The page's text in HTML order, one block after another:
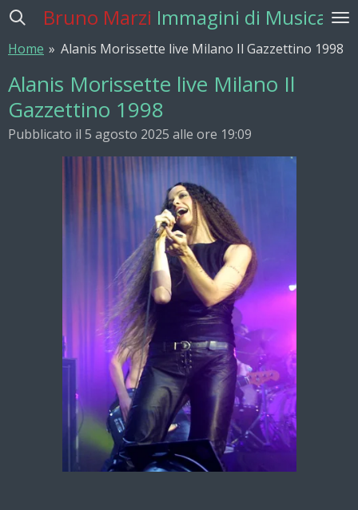
Vai
contenuto
principale
Bruno Marzi Immagini di Musica
Home » Alanis Morissette live Milano Il Gazzettino 1998
Alanis Morissette live Milano Il
Gazzettino 1998
Pubblicato il 5 agosto 2025 alle ore 19:09